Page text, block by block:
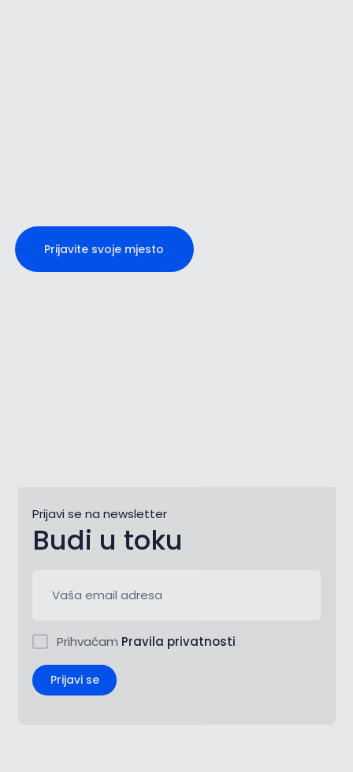
Prijavite svoje mjesto
Prijavi se na newsletter
Budi u toku
Prihvaćam Pravila privatnosti
Prijavi se